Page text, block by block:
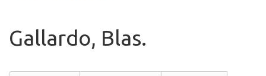
Gallardo, Blas.